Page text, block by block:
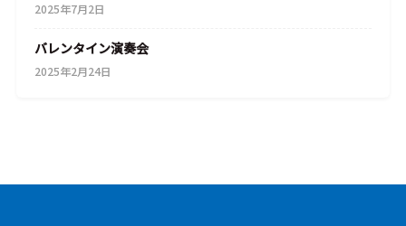
2025年7月2日
バレンタイン演奏会
2025年2月24日